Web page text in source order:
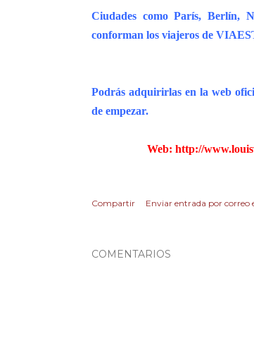
Ciudades como París, Berlín,
conforman los viajeros de
Podrás adquirirlas en la web
de empezar.
Web: http://
Compartir Enviar entrada por correo
COMENTARIOS